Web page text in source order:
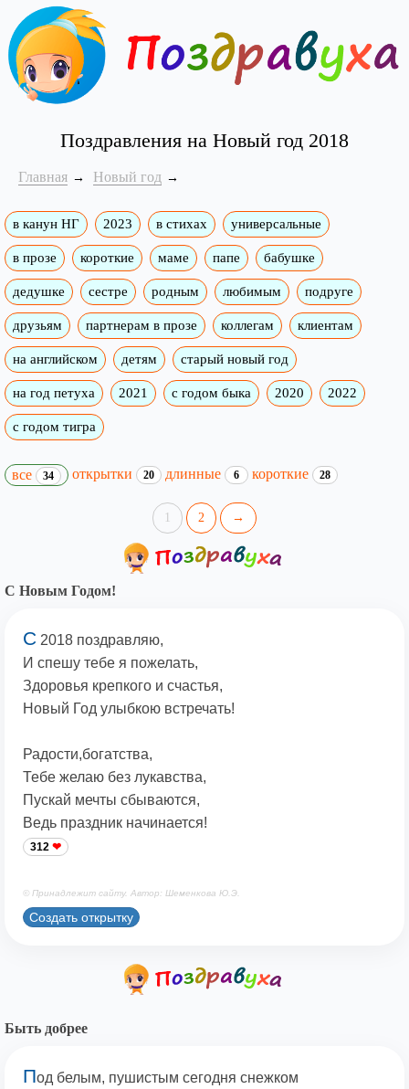
Поздравления на Новый год 2018
Главная Новый год
в канун НГ 2023 в стихах универсальные
в прозе короткие маме папе бабушке
дедушке сестре родным любимым подруге
друзьям партнерам в прозе коллегам клиентам
на английском детям старый новый год
на год петуха 2021 с годом быка 2020 2022
с годом тигра
все 34 открытки 20 длинные 6 короткие 28
1 2 →
С Новым Годом!
С 2018 поздравляю,
И спешу тебе я пожелать,
Здоровья крепкого и счастья,
Новый Год улыбкою встречать!
Радости,богатства,
Тебе желаю без лукавства,
Пускай мечты сбываются,
Ведь праздник начинается!
312
© Принадлежит сайту. Автор: Шеменкова Ю.Э.
Создать открытку
Быть добрее
Под белым, пушистым сегодня снежком